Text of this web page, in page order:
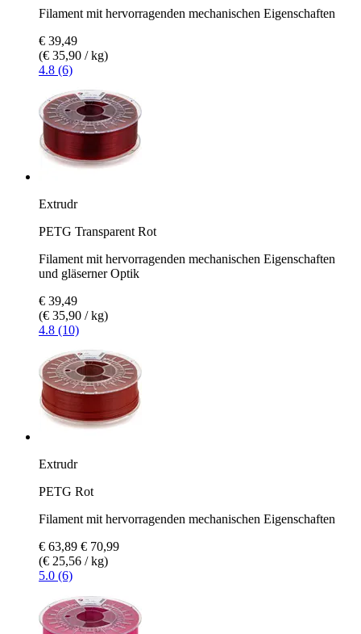
Filament mit hervorragenden mechanischen Eigenschaften
€ 39,49
(€ 35,90 / kg)
4.8 (6)
Extrudr
PETG Transparent Rot
Filament mit hervorragenden mechanischen Eigenschaften
und gläserner Optik
€ 39,49
(€ 35,90 / kg)
4.8 (10)
Extrudr
PETG Rot
Filament mit hervorragenden mechanischen Eigenschaften
€ 63,89 € 70,99
(€ 25,56 / kg)
5.0 (6)